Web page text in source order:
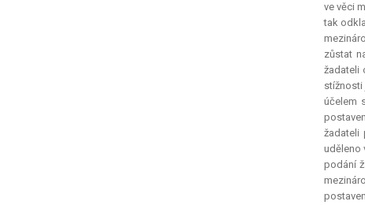
ve věci
tak
zůstat
žadateli
stížnosti
účelem
žadateli
uděleno
podání